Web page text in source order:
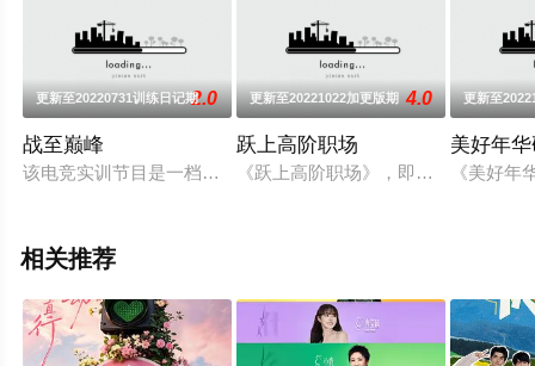
更新至20220731训练日记期2.0
战至巅峰
该电竞实训节目是一档以呈现电竞职业生态以及电竞选手的能
更新至20221022加更版期 4.0
跃上高阶职场
《跃上高阶职场》，即将上演一部职
更新至
美好年
《美好
相关推荐